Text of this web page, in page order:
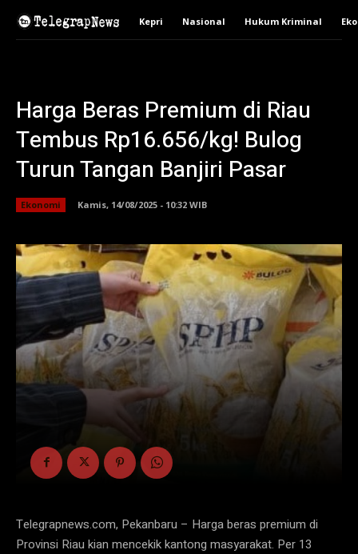
Kepri Nasional Hukum Kriminal
Harga Beras Premium di Riau
Tembus Rp16.656/kg! Bulog
Turun Tangan Banjiri Pasar
Ekonomi Kamis, 14/08/2025 - 10:32 WIB
Telegrapnews.com, Pekanbaru – Harga beras premium di
Provinsi Riau kian mencekik kantong masyarakat. Per 13